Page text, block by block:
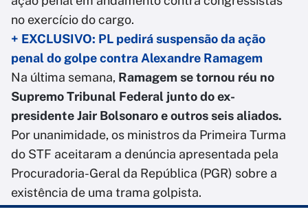
no exercício do cargo.
+ EXCLUSIVO: PL pedirá suspensão da ação
penal do golpe contra Alexandre Ramagem
Na última semana, Ramagem se tornou réu no
Supremo Tribunal Federal junto do ex-
presidente Jair Bolsonaro e outros seis aliados.
Por unanimidade, os ministros da Primeira Turma
do STF aceitaram a denúncia apresentada pela
Procuradoria-Geral da República (PGR) sobre a
existência de uma trama golpista.